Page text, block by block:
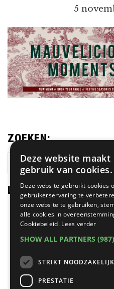
5
ZOEKEN:
Zoek
op
deze
website
LAATSTE NIEUWS:
BRASSERIE
Deze website maakt
gebruik van cookies.
Deze website gebruikt cookies
gebruikerservaring te
onze website te gebruiken,
alle cookies in
Cookiebeleid. Lees verder
SHOW ALL PARTNERS
STRIKT NOODZAKELIJK
PRESTATIE